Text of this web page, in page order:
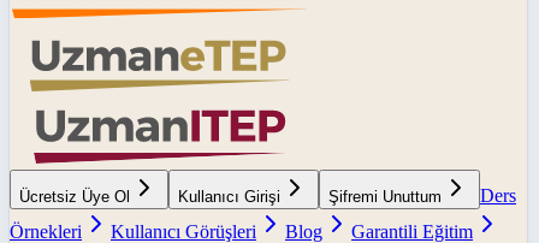
Ücretsiz Üye Ol Kullanıcı Girişi Şifremi Unuttum
Ders
Örnekleri
Kullanıcı Görüşleri Blog
Garantili Eğitim